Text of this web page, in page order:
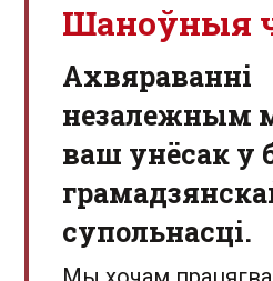
Шаноўныя
Aхвяраванні
незалежным
ваш унёсак
супольнасці.